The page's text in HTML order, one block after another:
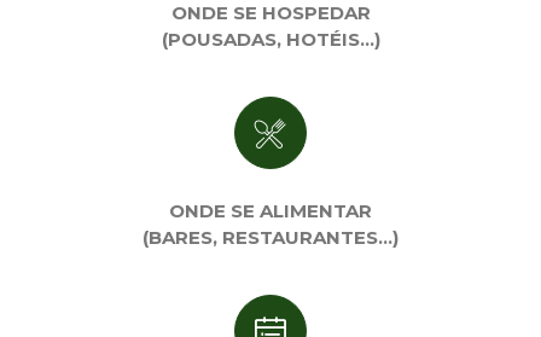
ONDE SE HOSPEDAR
(POUSADAS, HOTÉIS…)
ONDE SE ALIMENTAR
(BARES, RESTAURANTES…)